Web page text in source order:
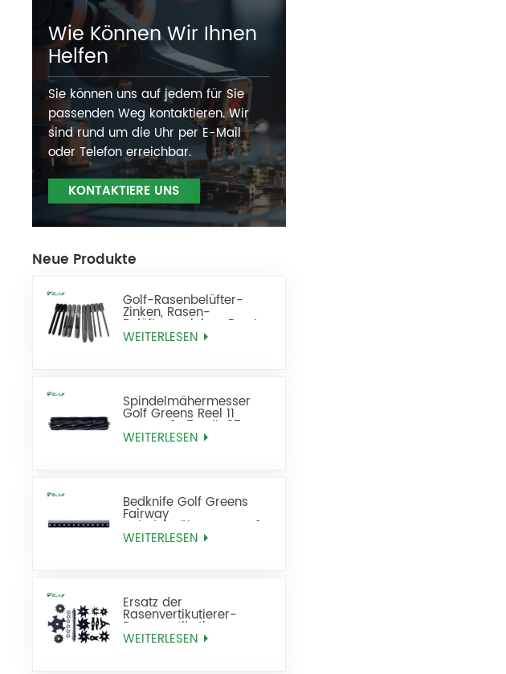
Wie Können Wir Ihnen
Helfen
Sie können uns auf jedem für Sie
passenden Weg kontaktieren. Wir
sind rund um die Uhr per E-Mail
oder Telefon erreichbar.
KONTAKTIERE UNS
Neue Produkte
Golf-Rasenbelüfter-
Zinken, Rasen-
Belüftungszinken, Ersatz
WEITERLESEN
Spindelmähermesser
Golf Greens Reel 11
Messer 21x5 Zoll 137-
8512
WEITERLESEN
Bedknife Golf Greens
Fairway
Spindelmähermesser 21
Zoll Standard ersetzt 93-
WEITERLESEN
Ersatz der
Rasenvertikutierer-
Rasenvertikutierer-
Rasenfräse
WEITERLESEN